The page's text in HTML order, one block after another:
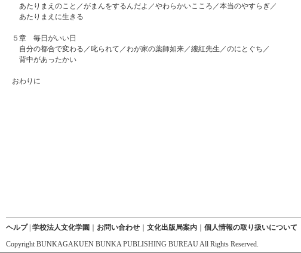
あたりまえのこと／がまんをするんだよ／やわらかいこころ／本当のやすらぎ／
あたりまえに生きる
５章 毎日がいい日
自分の都合で変わる／叱られて／わが家の薬師如来／縷紅先生／のにとぐち／
背中があったかい
おわりに
ヘルプ| 学校法人文化学園 お問い合わせ 文化出版局案内 個人情報の取り扱いについて
Copyright BUNKAGAKUEN BUNKA PUBLISHING BUREAU All Rights Reserved.